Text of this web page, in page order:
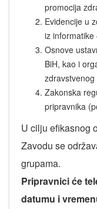
promocija
Evidencije u
iz informatike
Osnove
BiH, kao i
Zakonska
pripravnika
U cilju efikasnog
Zavodu se
grupama.
Pripravnici će
datumu i